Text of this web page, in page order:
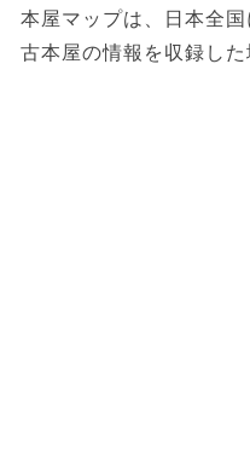
本屋マップは、日本全
古本屋の情報を収録した